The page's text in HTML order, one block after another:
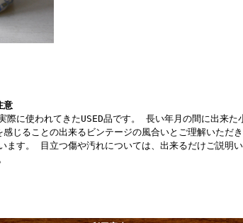
意
際に使われてきたUSED品です。 長い年月の間に出来た
じることの出来るビンテージの風合いとご理解いただ
ます。 目立つ傷や汚れについては、出来るだけご説明